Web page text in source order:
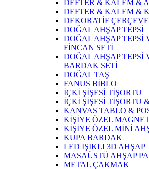
DEFTER & KALEM &
DEFTER & KALEM &
DEKORATİF ÇERÇEVE
DOĞAL AHŞAP TEPSİ
DOĞAL AHŞAP
FİNCAN SETİ
DOĞAL AHŞAP TEPSİ
BARDAK SETİ
DOĞAL TAŞ
FANUS BİBLO
İÇKİ ŞİŞESİ TİŞORTU
İÇKİ ŞİŞESİ TİŞORTU
KANVAS TABLO &
KİŞİYE ÖZEL MAGNET
KİŞİYE ÖZEL MİNİ
KUPA BARDAK
LED IŞIKLI 3D AHŞAP
MASAÜSTÜ AHŞAP
METAL ÇAKMAK